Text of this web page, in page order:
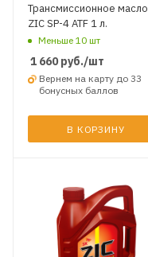
Трансмиссионное масло
ZIC SP-4 ATF 1 л.
Меньше 10 шт
1 660 руб./шт
Вернем на карту до 33
бонусных баллов
В КОРЗИНУ